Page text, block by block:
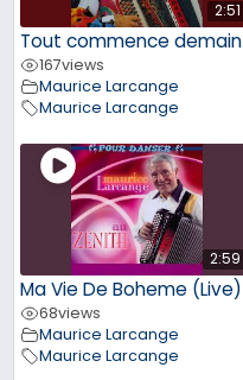
2:51
Tout commence demain
167views
Maurice Larcange
Maurice Larcange
2:59
Ma Vie De Boheme (Live)
68views
Maurice Larcange
Maurice Larcange